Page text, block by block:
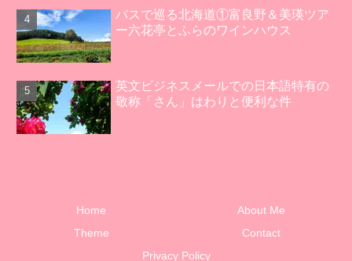
バスで巡る北海道①富良野＆美瑛ツア
ー六花亭とふらのワインハウス
英文ビジネスメールでの日本語特有の
敬称「さん」はわりと便利な件
Home
About Me
Theme
Contact
Privacy Policy